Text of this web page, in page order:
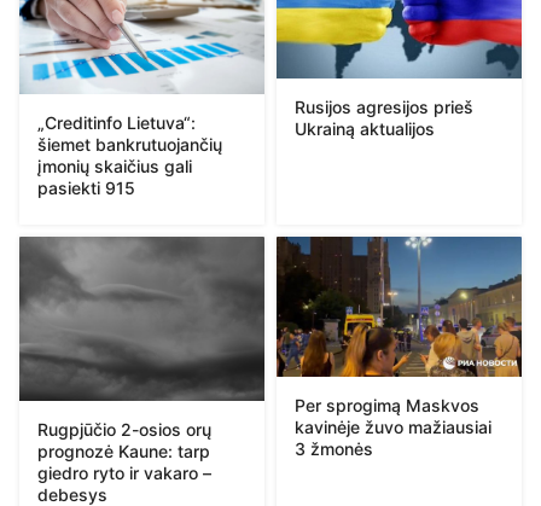
„Creditinfo Lietuva“:
šiemet bankrutuojančių
įmonių skaičius gali
pasiekti 915
Rusijos agresijos prieš
Ukrainą aktualijos
Rugpjūčio 2-osios orų
prognozė Kaune: tarp
giedro ryto ir vakaro –
debesys
Per sprogimą Maskvos
kavinėje žuvo mažiausiai
3 žmonės